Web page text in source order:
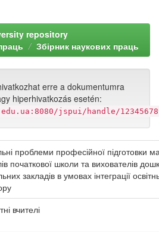
repository
Збірник наукових праць
erre a dokumentumra
hiperhivatkozás esetén:
jspui/handle/
проблеми професійної підготовки
початкової школи та вихователів
закладів в умовах інтеграції
вчителі